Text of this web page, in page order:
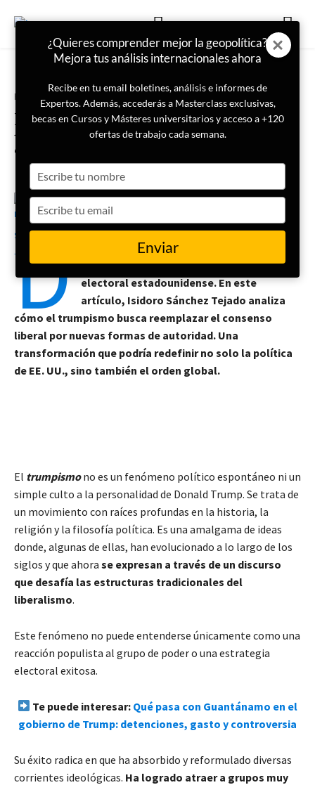
Portada
Raíces ideológicas del
trumpismo: de San Agustín al
‘CEO soberano’
Isidoro Sánchez Tejado
D onald Trumpha canalizado un movimiento
que va más allá de su figura y del ciclo
electoral estadounidense. En este
artículo, Isidoro Sánchez Tejado analiza
cómo el trumpismo busca reemplazar el consenso
liberal por nuevas formas de autoridad. Una
transformación que podría redefinir no solo la política
de EE. UU., sino también el orden global.
El trumpismono es un fenómeno político espontáneo ni un
simple culto a la personalidad de Donald Trump. Se trata de
un movimiento con raíces profundas en la historia, la
religión y la filosofía política. Es una amalgama de ideas
donde, algunas de ellas, han evolucionado a lo largo de los
siglos y que ahora se expresan a través de un discurso
que desafía las estructuras tradicionales del
liberalismo.
Este fenómeno no puede entenderse únicamente como una
reacción populista al grupo de poder o una estrategia
electoral exitosa.
Te puede interesar: Qué pasa con Guantánamo en el
gobierno de Trump: detenciones, gasto y controversia
Su éxito radica en que ha absorbido y reformulado diversas
corrientes ideológicas. Ha logrado atraer a grupos muy
¿Quieres comprender mejor la geopolítica?
Mejora tus análisis internacionales ahora
Recibe en tu email boletines, análisis e informes de
Expertos. Además, accederás a Masterclass exclusivas,
becas en Cursos y Másteres universitarios y acceso a +120
ofertas de trabajo cada semana.
your
name
your
email
Enviar